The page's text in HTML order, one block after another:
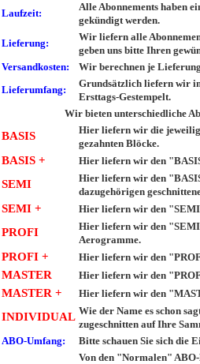
Laufzeit:
Alle Abonnements haben
gekündigt werden.
Lieferung:
Wir liefern alle
geben uns bitte Ihren
Versandkosten:
Wir berechnen je
Lieferumfang:
Grundsätzlich liefern wir
Ersttags-Gestempelt.
Wir bieten unterschiedliche
BASIS
Hier liefern wir die
gezahnten Blöcke.
BASIS + Hier liefern wir den
SEMI
Hier liefern wir den
dazugehörigen
SEMI + Hier liefern wir den
PROFI
Hier liefern wir den
Aerogramme.
PROFI + Hier liefern wir den
MASTER Hier liefern wir den
MASTER + Hier liefern wir den
INDIVIDUAL Wie der Name es schon
zugeschnitten auf Ihre
ABO-Umfang:
Bitte schauen Sie sich die
Von den "Normalen"